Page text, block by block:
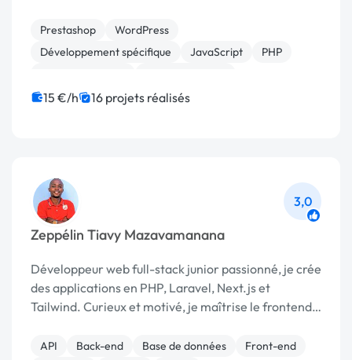
d’expériences dans le domaine du développement
d'a...
Prestashop
WordPress
Développement spécifique
JavaScript
PHP
Modules et composants
WooCommerce
15 €/h 16 projets réalisés
Zeppélin Tiavy Mazavamanana
3,0
Développeur web full-stack junior passionné, je crée
des applications en PHP, Laravel, Next.js et
Tailwind. Curieux et motivé, je maîtrise le frontend
API Back-end Base de données
Front-end